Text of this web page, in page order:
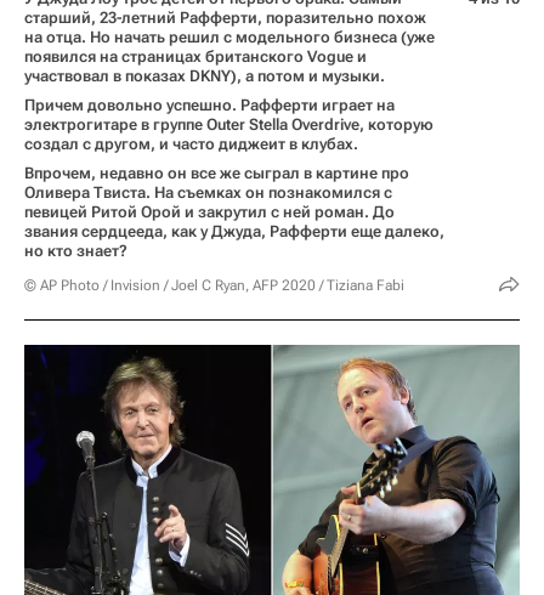
старший, 23-летний Рафферти, поразительно похож
на отца. Но начать решил с модельного бизнеса (уже
появился на страницах британского Vogue и
участвовал в показах DKNY), а потом и музыки.
Причем довольно успешно. Рафферти играет на
электрогитаре в группе Outer Stella Overdrive, которую
создал с другом, и часто диджеит в клубах.
Впрочем, недавно он все же сыграл в картине про
Оливера Твиста. На съемках он познакомился с
певицей Ритой Орой и закрутил с ней роман. До
звания сердцееда, как у Джуда, Рафферти еще далеко,
но кто знает?
© AP Photo / Invision / Joel C Ryan, AFP 2020 / Tiziana Fabi